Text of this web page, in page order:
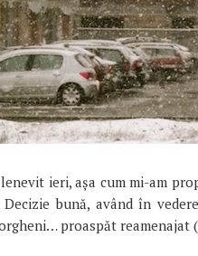
ieri, așa cum mi-am
bună, având în
proaspăt reamenajat